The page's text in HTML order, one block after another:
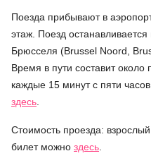
Поезда прибывают в
этаж. Поезд останавливается
Брюсселя (Brussel Noord,
Время в пути составит около
каждые 15 минут с пяти
здесь
Стоимость проезда:
билет можно здесь